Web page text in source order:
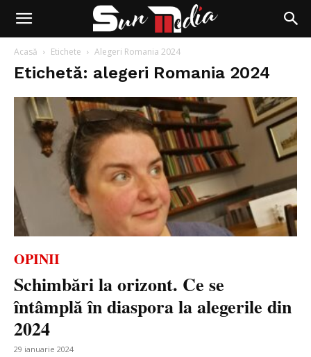
Acasă Etichete Alegeri Romania 2024
Etichetă: alegeri Romania 2024
OPINII
Schimbări la orizont. Ce se
întâmplă în diaspora la alegerile din
2024
29 ianuarie 2024